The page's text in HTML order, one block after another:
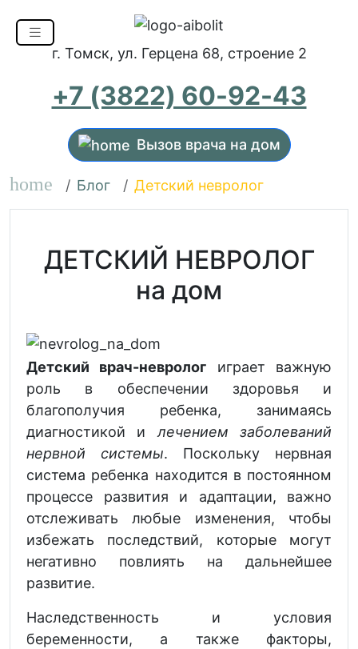
г. Томск, ул. Герцена 68, строение 2
+7 (3822) 60-92-43
Вызов врача на дом
home Блог Детский невролог
ДЕТСКИЙ НЕВРОЛОГ
на дом
Детский врач-невролог играет важную
роль в обеспечении здоровья и
благополучия ребенка, занимаясь
диагностикой и лечением заболеваний
нервной системы. Поскольку нервная
система ребенка находится в постоянном
процессе развития и адаптации, важно
отслеживать любые изменения, чтобы
избежать последствий, которые могут
негативно повлиять на дальнейшее
развитие.
Наследственность и условия
беременности, а также факторы,